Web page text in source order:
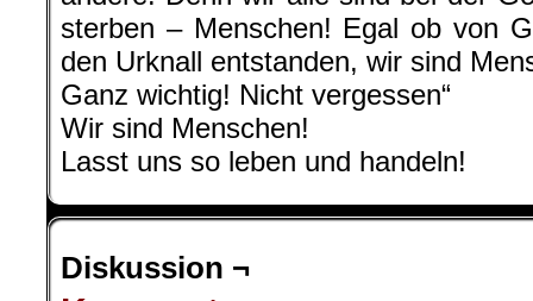
sterben – Menschen! Egal ob von
den Urknall entstanden, wir sind
Ganz wichtig! Nicht vergessen“
Wir sind Menschen!
Lasst uns so leben und handeln!
Diskussion ¬